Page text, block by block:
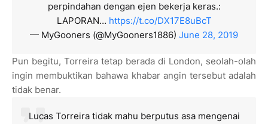
perpindahan dengan ejen bekerja keras.:
LAPORAN… https://t.co/DX17E8uBcT
— MyGooners (@MyGooners1886) June 28, 2019
Pun begitu, Torreira tetap berada di London, seolah-olah
ingin membuktikan bahawa khabar angin tersebut adalah
tidak benar.
Lucas Torreira tidak mahu berputus asa mengenai